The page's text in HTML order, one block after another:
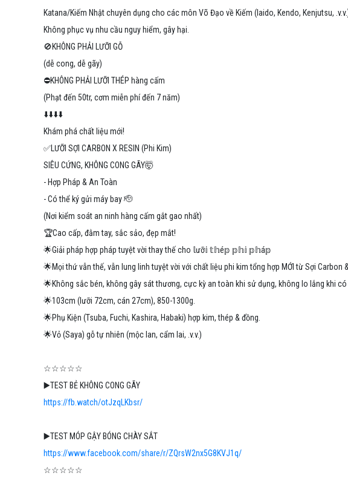
Katana/Kiếm Nhật chuyên dụng cho các môn Võ Đạo về Kiếm (Iaido, Kendo, Kenjutsu,
Không phục vụ nhu cầu nguy hiểm, gây hại.
🚫KHÔNG PHẢI LƯỠI GỖ
(dễ cong, dễ gãy)
⛔️KHÔNG PHẢI LƯỠI THÉP hàng cấm
(Phạt đến 50tr, cơm miễn phí đến 7 năm)
⬇️⬇️⬇️⬇️
Khám phá chất liệu mới!
✅️LƯỠI SỢI CARBON X RESIN (Phi Kim)
SIÊU CỨNG, KHÔNG CONG GÃY🤯
- Hợp Pháp & An Toàn
- Có thể ký gửi máy bay 🫡
(Nơi kiểm soát an ninh hàng cấm gắt gao nhất)
🏆Cao cấp, đằm tay, sắc sảo, đẹp mắt!
🌟Giải pháp hợp pháp tuyệt vời thay thế cho 𝕝ưỡ𝕚 𝕥𝕙é𝕡 𝕡𝕙𝕚 𝕡𝕙á𝕡
🌟Mọi thứ vẫn thế, vẫn lung linh tuyệt vời với chất liệu phi kim tổng hợp MỚI từ Sợi
🌟Không sắc bén, không gây sát thương, cực kỳ an toàn khi sử dụng, không lo lắng khi có
🌟103cm (lưỡi 72cm, cán 27cm), 850-1300g.
🌟Phụ Kiện (Tsuba, Fuchi, Kashira, Habaki) hợp kim, thép & đồng.
🌟Vỏ (Saya) gỗ tự nhiên (mộc lan, cẩm lai, .v.v.)
☆☆☆☆☆
▶️TEST BẺ KHÔNG CONG GÃY
https://fb.watch/otJzqLKbsr/
▶️TEST MÓP GẬY BÓNG CHÀY SẮT
https://www.facebook.com/share/r/ZQrsW2nx5G8KVJ1q/
☆☆☆☆☆